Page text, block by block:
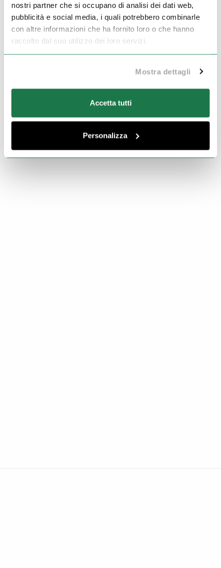
nostri partner che si occupano di analisi dei dati web,
pubblicità e social media, i quali potrebbero combinarle
con altre informazioni che ha fornito loro o che hanno
raccolto dal suo utilizzo dei loro servizi.
Mostra dettagli
Accetta tutti
Personalizza